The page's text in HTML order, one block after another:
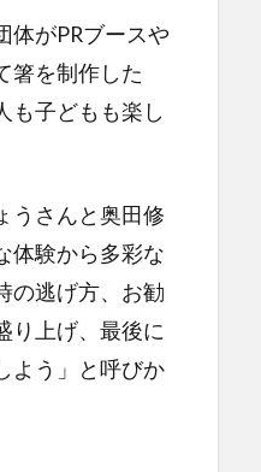
がPRブースや
箸を制作した
も子どもも楽し
うさんと奥田修
体験から多彩な
の逃げ方、お勧
り上げ、最後に
よう」と呼びか